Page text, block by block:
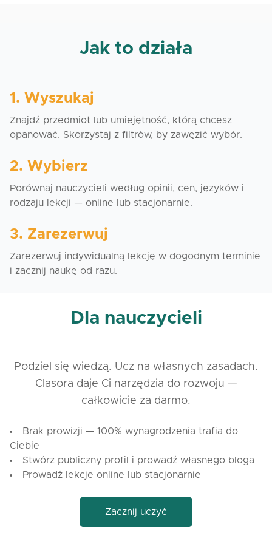
Jak to działa
1. Wyszukaj
Znajdź przedmiot lub umiejętność, którą chcesz
opanować. Skorzystaj z filtrów, by zawęzić wybór.
2. Wybierz
Porównaj nauczycieli według opinii, cen, języków i
rodzaju lekcji — online lub stacjonarnie.
3. Zarezerwuj
Zarezerwuj indywidualną lekcję w dogodnym terminie
i zacznij naukę od razu.
Dla nauczycieli
Podziel się wiedzą. Ucz na własnych zasadach.
Clasora daje Ci narzędzia do rozwoju —
całkowicie za darmo.
Brak prowizji — 100% wynagrodzenia trafia do
Ciebie
Stwórz publiczny profil i prowadź własnego bloga
Prowadź lekcje online lub stacjonarnie
Zacznij uczyć